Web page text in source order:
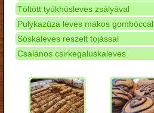
Töltött tyúkhúsleves zsályával
Pulykazúza leves mákos gombóccal
Sóskaleves reszelt tojással
Csalános csirkegaluskaleves